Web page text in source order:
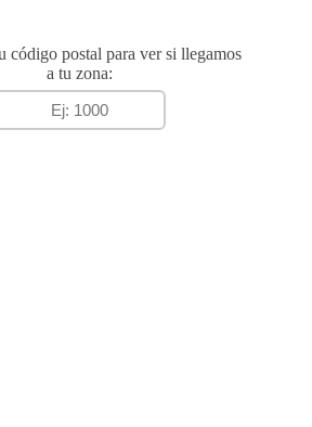
código postal para ver si llegamos
a tu zona: